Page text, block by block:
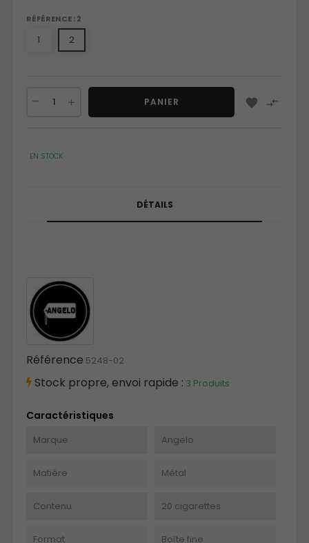
RÉFÉRENCE : 2
1 2
PANIER  
EN STOCK
DÉTAILS
Référence 5248-02
Stock propre, envoi rapide : 3 Produits
Caractéristiques
Marque Angelo
Matière Métal
Contenu 20 cigarettes
Format Boîte fine